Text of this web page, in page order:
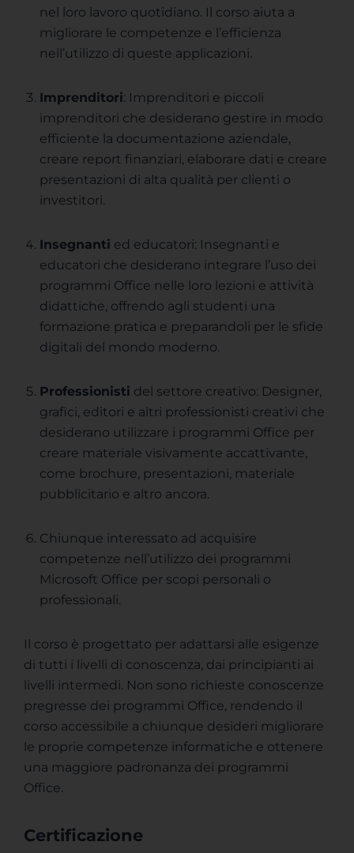
nel loro lavoro quotidiano. Il corso aiuta a
migliorare le competenze e l’efficienza
nell’utilizzo di queste applicazioni.
Imprenditori: Imprenditori e piccoli
imprenditori che desiderano gestire in modo
efficiente la documentazione aziendale,
creare report finanziari, elaborare dati e creare
presentazioni di alta qualità per clienti o
investitori.
Insegnanti ed educatori: Insegnanti e
educatori che desiderano integrare l’uso dei
programmi Office nelle loro lezioni e attività
didattiche, offrendo agli studenti una
formazione pratica e preparandoli per le sfide
digitali del mondo moderno.
Professionisti del settore creativo: Designer,
grafici, editori e altri professionisti creativi che
desiderano utilizzare i programmi Office per
creare materiale visivamente accattivante,
come brochure, presentazioni, materiale
pubblicitario e altro ancora.
Chiunque interessato ad acquisire
competenze nell’utilizzo dei programmi
Microsoft Office per scopi personali o
professionali.
Il corso è progettato per adattarsi alle esigenze
di tutti i livelli di conoscenza, dai principianti ai
livelli intermedi. Non sono richieste conoscenze
pregresse dei programmi Office, rendendo il
corso accessibile a chiunque desideri migliorare
le proprie competenze informatiche e ottenere
una maggiore padronanza dei programmi
Office.
Certificazione